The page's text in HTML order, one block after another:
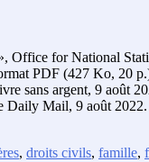
Office for National
PDF (427 Ko, 20
sans argent, 9 août
Daily Mail, 9 août
, droits civils, famille,